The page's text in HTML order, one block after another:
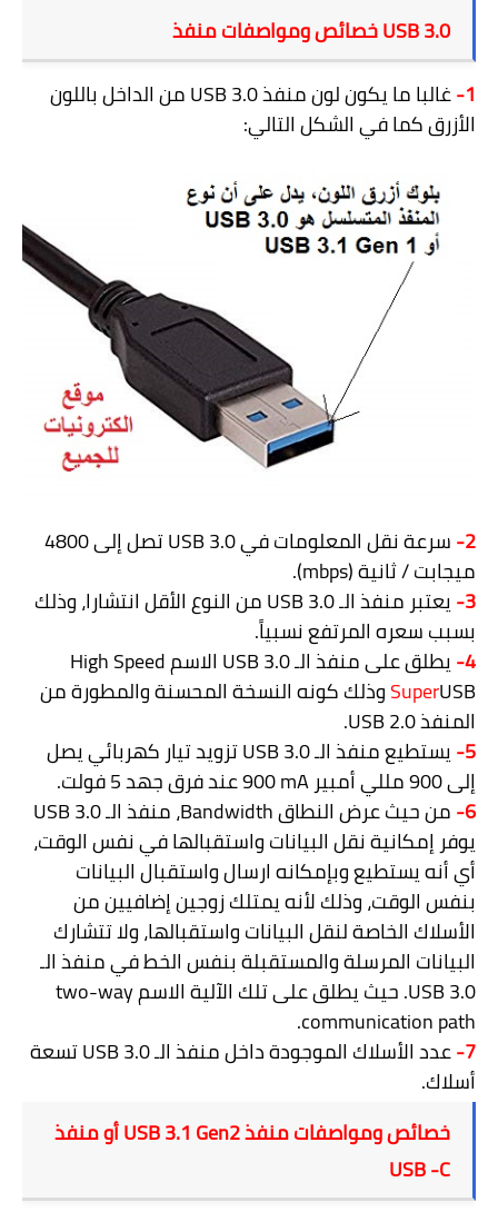
USB 3.0
1- غالبا ما يكون لون منفذUSB 3.0من الداخل باللون
الأزرق كما في الشكل التالي:
2- سرعة نقل المعلومات فيUSB 3.0تصل إلى4800
ميجابت / ثانية (mbps
).
3- يعتبر منفذ الـUSB 3.0من النوع الأقل انتشارا، وذلك
بسبب سعره المرتفع نسبياً.
4- يطلق على منفذ الـUSB 3.0 الاسمHigh Speed
USB
Superوذلك كونه النسخة المحسنة والمطورة من
المنفذUSB 2.0
.
5- يستطيع منفذ الـUSB 3.0تزويد تيار كهربائي يصل
إلى 900 مللي أمبير
900 mAعند فرق جهد 5 فولت.
6- من حيث عرض النطاقBandwidth، منفذ الـUSB 3.0
يوفر إمكانية نقل البيانات واستقبالها في نفس الوقت،
أي أنه يستطيع وبإمكانه ارسال واستقبال البيانات
بنفس الوقت، وذلك لأنه يمتلك زوجين إضافيين من
الأسلاك الخاصة لنقل البيانات واستقبالها، ولا تتشارك
البيانات المرسلة والمستقبلة بنفس الخط في منفذ الـ
USB 3.0. حيث يطلق على تلك الآلية الاسمtwo-way
communication path
.
7- عدد الأسلاك الموجودة داخل منفذ الـUSB 3.0تسعة
أسلاك.
خصائص ومواصفات منفذUSB 3.1 Gen2أو منفذ
USB -C